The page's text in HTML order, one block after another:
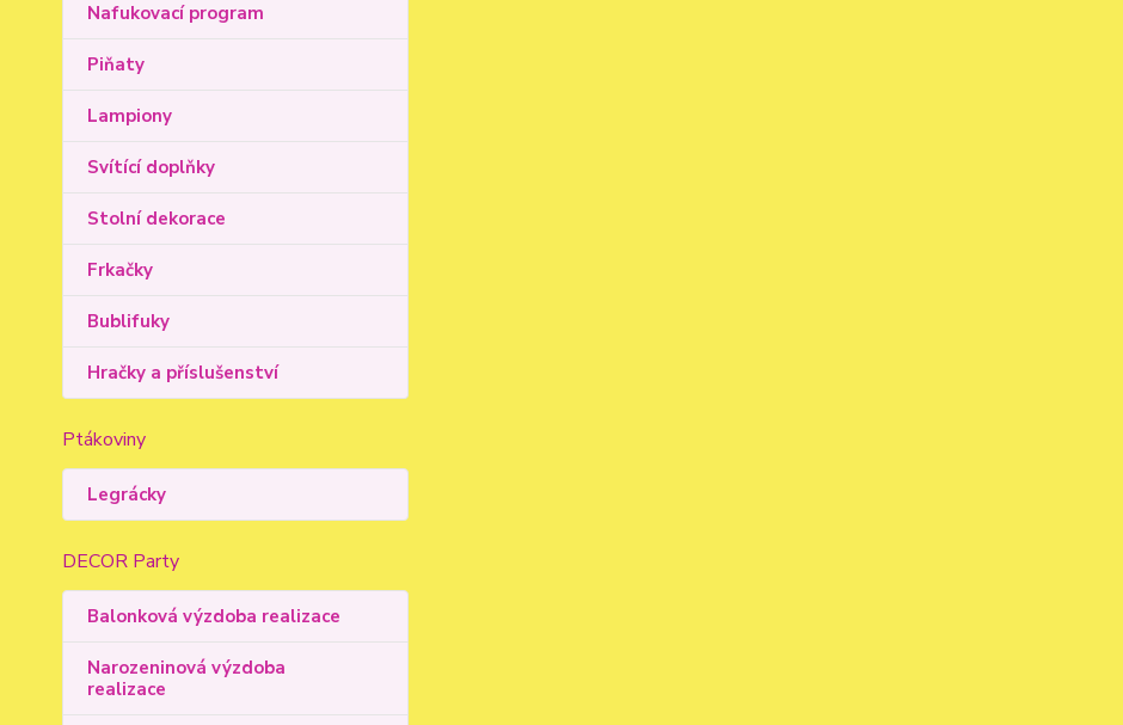
Nafukovací program
Piňaty
Lampiony
Svítící doplňky
Stolní dekorace
Frkačky
Bublifuky
Hračky a příslušenství
Ptákoviny
Legrácky
DECOR Party
Balonková výzdoba realizace
Narozeninová výzdoba
realizace